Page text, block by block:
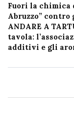
Fuori la chimica
Abruzzo”
ANDARE A
tavola:
additivi e gli